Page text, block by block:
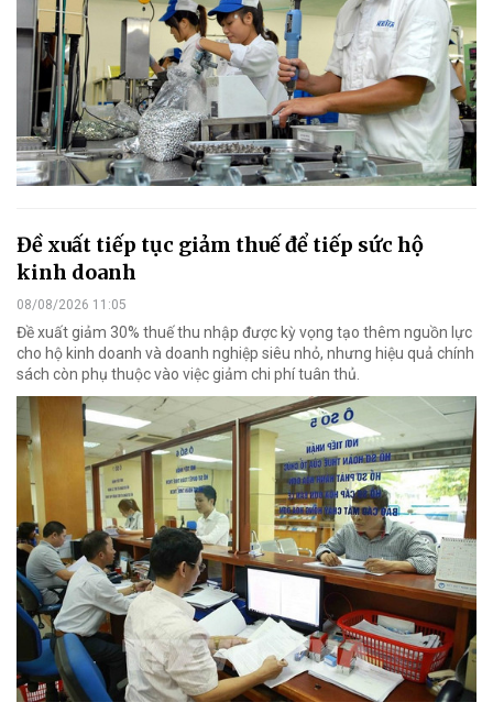
Đề xuất tiếp tục giảm thuế để tiếp sức hộ
kinh doanh
08/08/2026 11:05
Đề xuất giảm 30% thuế thu nhập được kỳ vọng tạo thêm nguồn lực
cho hộ kinh doanh và doanh nghiệp siêu nhỏ, nhưng hiệu quả chính
sách còn phụ thuộc vào việc giảm chi phí tuân thủ.